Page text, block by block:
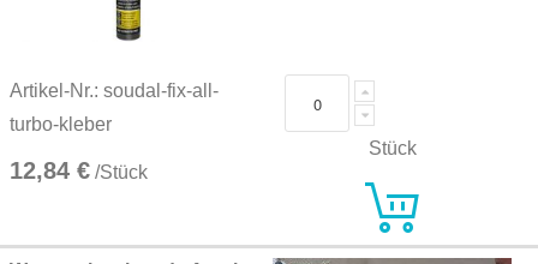
Artikel-Nr.: soudal-fix-all-
turbo-kleber
12,84 € /Stück
Stück